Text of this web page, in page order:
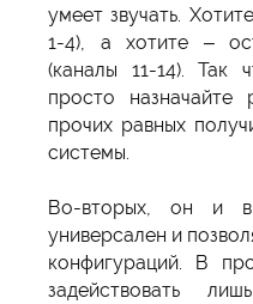
умеет звучать.
1-4), а хотите –
(каналы 11-14). Так
просто
прочих равных
системы.
Во-вторых, он и в
универсален и
конфигураций. В
задействовать